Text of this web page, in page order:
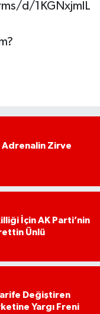
d/1KGNxjmlL
Adrenalin Zirve
İçin AK Parti’nin
Ünlü
Değiştiren
Yargı Freni